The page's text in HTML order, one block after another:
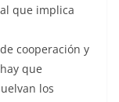
que implica
cooperación y
que
los